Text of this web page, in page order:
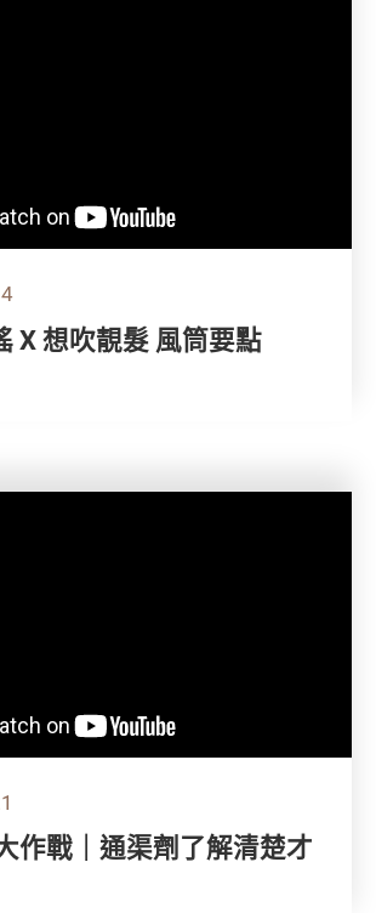
X 想吹靚髮 風筒要點
作戰｜通渠劑了解清楚才